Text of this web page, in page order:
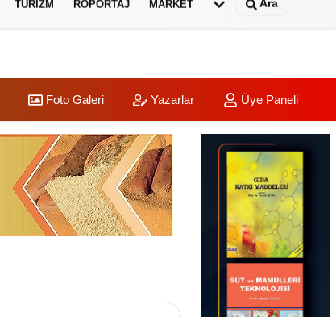
TURIZM RÖPORTAJ MARKET Ara
Foto Galeri Yazarlar Üye Paneli